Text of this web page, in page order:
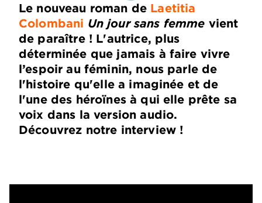
Le nouveau roman de Laetitia
Colombani Un jour sans femme vient
de paraître ! L'autrice, plus
déterminée que jamais à faire vivre
l’espoir au féminin, nous parle de
l'histoire qu'elle a imaginée et de
l'une des héroïnes à qui elle prête sa
voix dans la version audio.
Découvrez notre interview !